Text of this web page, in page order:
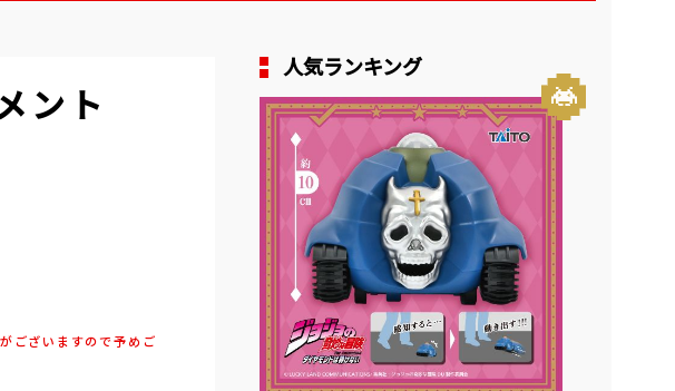
ント
ございますので予めご
人気ランキング